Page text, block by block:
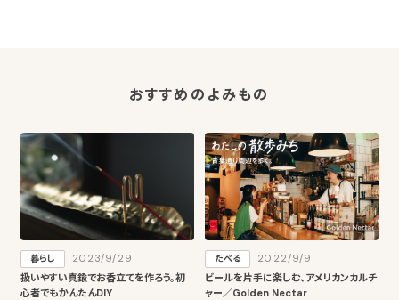
おすすめのよみもの
暮らし
2023/9/29
扱いやすい真鍮でお香立てを作ろう。初
心者でもかんたんDIY
たべる
2022/9/9
ビールを片手に楽しむ、アメリカンカルチ
ャー／Golden Nectar